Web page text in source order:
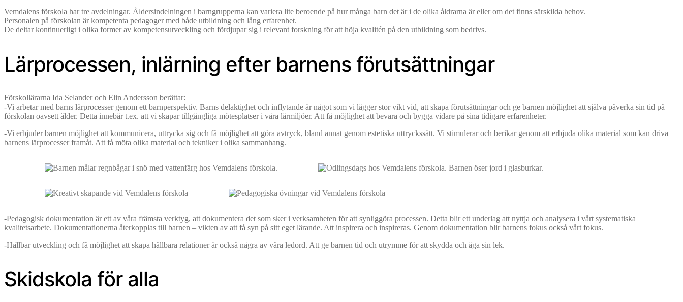
Vemdalens förskola har tre avdelningar. Åldersindelningen i barngrupperna kan variera lite beroende på hur många barn det är i de olika åldrarna är eller om det finns särskilda behov.
Personalen på förskolan är kompetenta pedagoger med både utbildning och lång erfarenhet.
De deltar kontinuerligt i olika former av kompetensutveckling och fördjupar sig i relevant forskning för att höja kvalitén på den utbildning som bedrivs.
Lärprocessen, inlärning efter barnens förutsättningar
Förskollärarna Ida Selander och Elin Andersson berättar:
-Vi arbetar med barns lärprocesser genom ett barnperspektiv. Barns delaktighet och inflytande är något som vi lägger stor vikt vid, att skapa förutsättningar och ge barnen möjlighet att själva påverka sin tid på
förskolan oavsett ålder. Detta innebär t.ex. att vi skapar tillgängliga mötesplatser i våra lärmiljöer. Att få möjlighet att bevara och bygga vidare på sina tidigare erfarenheter.
-Vi erbjuder barnen möjlighet att kommunicera, uttrycka sig och få möjlighet att göra avtryck, bland annat genom estetiska uttryckssätt. Vi stimulerar och berikar genom att erbjuda olika material som kan driva
barnens lärprocesser framåt. Att få möta olika material och tekniker i olika sammanhang.
-Pedagogisk dokumentation är ett av våra främsta verktyg, att dokumentera det som sker i verksamheten för att synliggöra processen. Detta blir ett underlag att nyttja och analysera i vårt systematiska
kvalitetsarbete. Dokumentationerna återkopplas till barnen – vikten av att få syn på sitt eget lärande. Att inspirera och inspireras. Genom dokumentation blir barnens fokus också vårt fokus.
-Hållbar utveckling och få möjlighet att skapa hållbara relationer är också några av våra ledord. Att ge barnen tid och utrymme för att skydda och äga sin lek.
Skidskola för alla